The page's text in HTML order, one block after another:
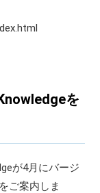
を
が4月にバージ
ご案内しま